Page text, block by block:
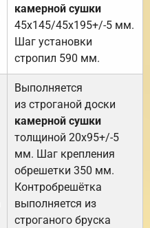
камерной сушки
45х145/45х195+/-5 мм.
Шаг установки
стропил 590 мм.
Выполняется
из строганой доски
камерной сушки
толщиной 20х95+/-5
мм. Шаг крепления
обрешетки 350 мм.
Контробрешётка
выполняется из
строганого бруска